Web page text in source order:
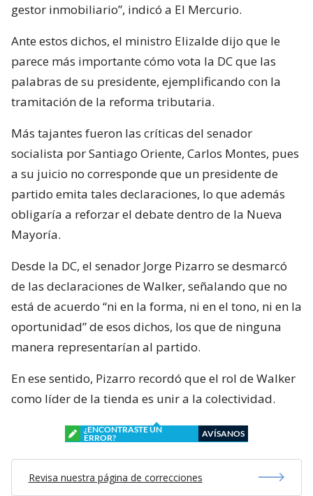
gestor inmobiliario”, indicó a El Mercurio.
Ante estos dichos, el ministro Elizalde dijo que le
parece más importante cómo vota la DC que las
palabras de su presidente, ejemplificando con la
tramitación de la reforma tributaria.
Más tajantes fueron las críticas del senador
socialista por Santiago Oriente, Carlos Montes, pues
a su juicio no corresponde que un presidente de
partido emita tales declaraciones, lo que además
obligaría a reforzar el debate dentro de la Nueva
Mayoría.
Desde la DC, el senador Jorge Pizarro se desmarcó
de las declaraciones de Walker, señalando que no
está de acuerdo “ni en la forma, ni en el tono, ni en la
oportunidad” de esos dichos, los que de ninguna
manera representarían al partido.
En ese sentido, Pizarro recordó que el rol de Walker
como líder de la tienda es unir a la colectividad.
¿ENCONTRASTE UN
ERROR?
AVÍSANOS
Revisa nuestra página de correcciones